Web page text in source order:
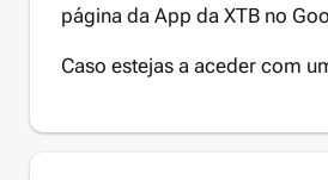
página da App da XTB no
Caso estejas a aceder com